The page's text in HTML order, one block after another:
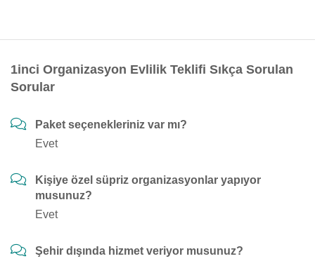
1inci Organizasyon Evlilik Teklifi Sıkça Sorulan
Sorular
Paket seçenekleriniz var mı?
Evet
Kişiye özel süpriz organizasyonlar yapıyor
musunuz?
Evet
Şehir dışında hizmet veriyor musunuz?